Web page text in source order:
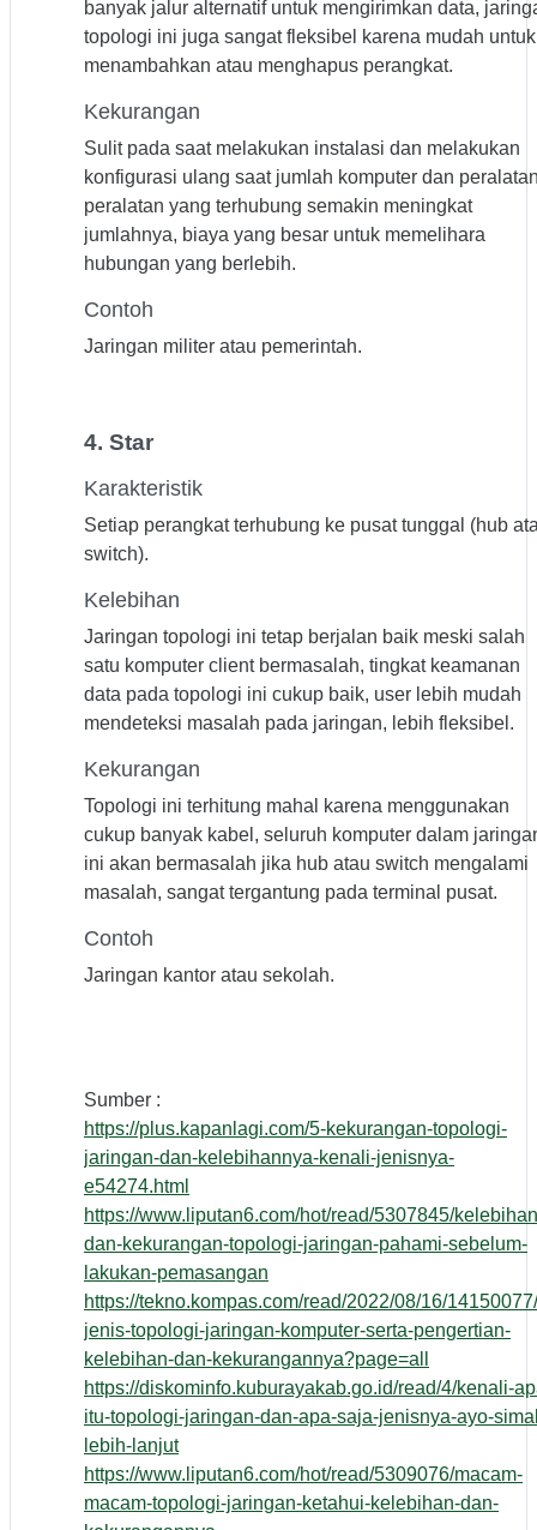
banyak jalur alternatif untuk mengirimkan data,
topologi ini juga sangat fleksibel karena mudah untuk
menambahkan atau menghapus perangkat.
Kekurangan
Sulit pada saat melakukan instalasi dan melakukan
konfigurasi ulang saat jumlah komputer dan
peralatan yang terhubung semakin meningkat
jumlahnya, biaya yang besar untuk memelihara
hubungan yang berlebih.
Contoh
Jaringan militer atau pemerintah.
4. Star
Karakteristik
Setiap perangkat terhubung ke pusat tunggal (hub
switch).
Kelebihan
Jaringan topologi ini tetap berjalan baik meski salah
satu komputer client bermasalah, tingkat keamanan
data pada topologi ini cukup baik, user lebih mudah
mendeteksi masalah pada jaringan, lebih fleksibel.
Kekurangan
Topologi ini terhitung mahal karena menggunakan
cukup banyak kabel, seluruh komputer dalam
ini akan bermasalah jika hub atau switch mengalami
masalah, sangat tergantung pada terminal pusat.
Contoh
Jaringan kantor atau sekolah.
Sumber :
https://plus.kapanlagi.com/5-kekurangan-topologi-
jaringan-dan-kelebihannya-kenali-jenisnya-
e54274.html
https://www.liputan6.com/hot/read/5307845/
dan-kekurangan-topologi-jaringan-pahami-sebelum-
lakukan-pemasangan
https://tekno.kompas.com/read/2022/08/16/
jenis-topologi-jaringan-komputer-serta-pengertian-
kelebihan-dan-kekurangannya?page=all
https://diskominfo.kuburayakab.go.id/read/4/kenali-
itu-topologi-jaringan-dan-apa-saja-jenisnya-ayo-
lebih-lanjut
https://www.liputan6.com/hot/read/5309076/macam-
macam-topologi-jaringan-ketahui-kelebihan-dan-